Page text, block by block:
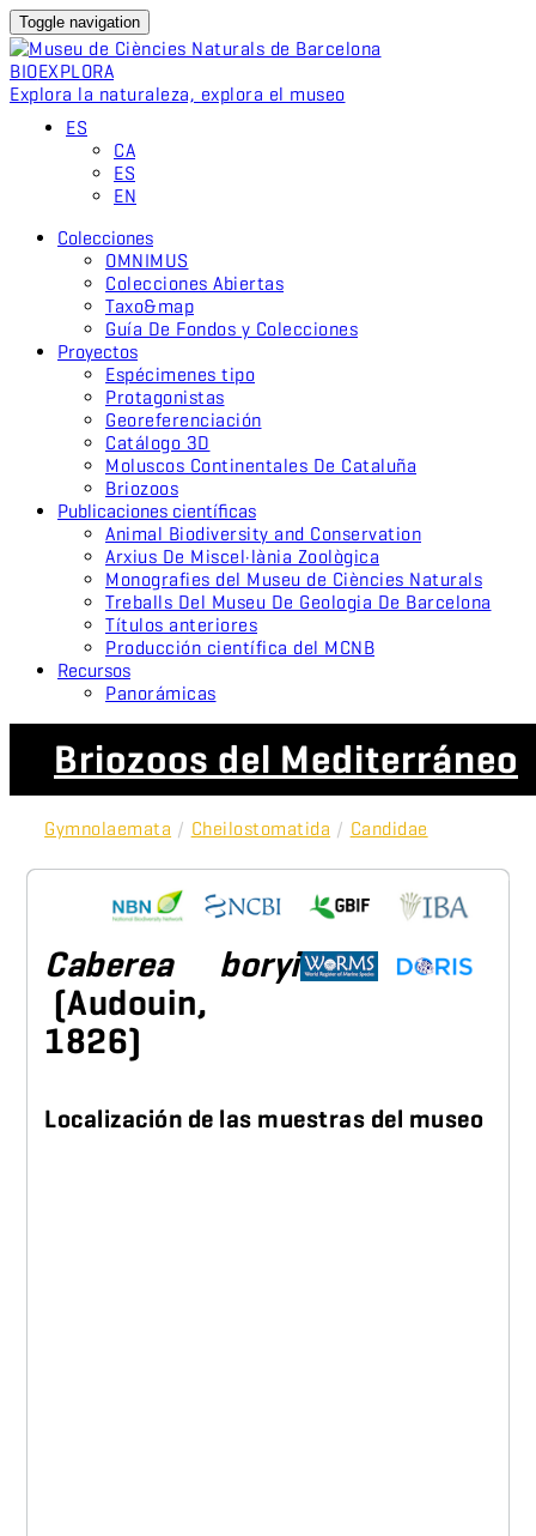
Toggle navigation
BIOEXPLORA
Explora la naturaleza, explora el museo
ES
CA
ES
EN
Colecciones
OMNIMUS
Colecciones Abiertas
Taxo&map
Guía De Fondos y Colecciones
Proyectos
Espécimenes tipo
Protagonistas
Georeferenciación
Catálogo 3D
Moluscos Continentales De Cataluña
Briozoos
Publicaciones científicas
Animal Biodiversity and Conservation
Arxius De Miscel·lània Zoològica
Monografies del Museu de Ciències Naturals
Treballs Del Museu De Geologia De Barcelona
Títulos anteriores
Producción científica del MCNB
Recursos
Panorámicas
Briozoos del Mediterráneo
Gymnolaemata / Cheilostomatida / Candidae
Caberea boryi
(Audouin,
1826)
Localización de las muestras del museo